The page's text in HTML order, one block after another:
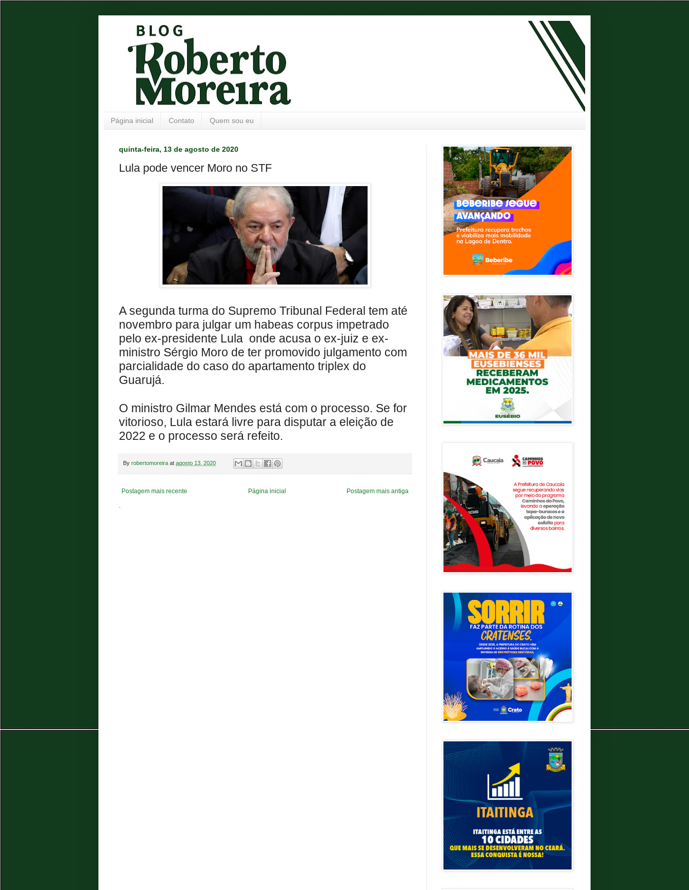
Página inicial Contato Quem sou eu
quinta-feira, 13 de agosto de 2020
Lula pode vencer Moro no STF
A segunda turma do Supremo Tribunal Federal tem até
novembro para julgar um habeas corpus impetrado
pelo ex-presidente Lula onde acusa o ex-juiz e ex-
ministro Sérgio Moro de ter promovido julgamento com
parcialidade do caso do apartamento triplex do
Guarujá.
O ministro Gilmar Mendes está com o processo. Se for
vitorioso, Lula estará livre para disputar a eleição de
2022 e o processo será refeito.
By robertomoreira at agosto 13, 2020
Postagem mais recente Postagem mais antiga
Página inicial
.